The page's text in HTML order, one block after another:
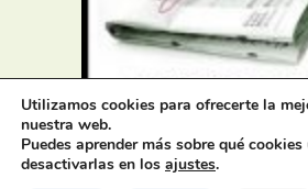
Oferta de Trabajo: SAD,
DE AYUDA A
Utilizamos cookies para ofrecerte la
nuestra web.
Puedes aprender más sobre qué
desactivarlas en los ajustes.